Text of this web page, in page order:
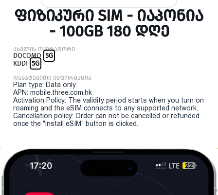
ᲤᲘᲖᲘᲙᲣᲠᲘ SIM - ᲘᲐᲞᲝᲜᲘᲐ
- 100GB 180 ᲓᲦᲔ
ქსელის ოპერატორი
DOCOMO 5G
KDDI 5G
დამატებითი ინფორმაცია
Plan type: Data only
APN: mobile.three.com.hk
Activation Policy: The validity period starts when you turn on
roaming and the eSIM connects to any supported network.
Cancellation policy: Order can not be cancelled or refunded
once the "install eSIM" button is clicked.